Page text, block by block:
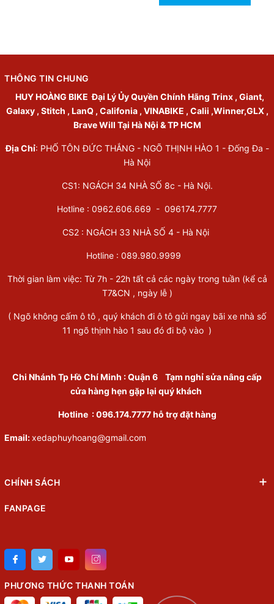
THÔNG TIN CHUNG
HUY HOÀNG BIKE Đại Lý Ủy Quyền Chính Hãng Trinx , Giant,
Galaxy , Stitch , LanQ , Califonia , VINABIKE , Calii ,Winner,GLX ,
Brave Will Tại Hà Nội & TP HCM
Địa Chỉ: PHỐ TÔN ĐỨC THẮNG - NGÕ THỊNH HÀO 1 - Đống Đa -
Hà Nội
CS1: NGÁCH 34 NHÀ SỐ 8c - Hà Nội.
Hotline : 0962.606.669 - 096174.7777
CS2 : NGÁCH 33 NHÀ SỐ 4 - Hà Nội
Hotline : 089.980.9999
Thời gian làm việc: Từ 7h - 22h tất cả các ngày trong tuần (kể cả
T7&CN , ngày lễ )
( Ngõ không cấm ô tô , quý khách đi ô tô gửi ngay bãi xe nhà số
11 ngõ thịnh hào 1 sau đó đi bộ vào )
Chi Nhánh Tp Hồ Chí Minh :Quận 6 Tạm nghỉ sửa nâng cấp
cửa hàng hẹn gặp lại quý khách
Hotline : 096.174.7777 hỗ trợ đặt hàng
Email:xedaphuyhoang@gmail.com
CHÍNH SÁCH
FANPAGE
PHƯƠNG THỨC THANH TOÁN